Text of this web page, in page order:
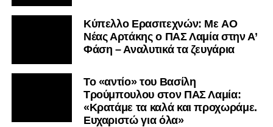
Kύπελλο Ερασιτεχνών: Με AO
Nέας Αρτάκης ο ΠΑΣ Λαμία στην Α’
Φάση – Αναλυτικά τα ζευγάρια
Το «αντίο» του Βασίλη
Τρούμπουλου στον ΠΑΣ Λαμία:
«Κρατάμε τα καλά και προχωράμε.
Ευχαριστώ για όλα»